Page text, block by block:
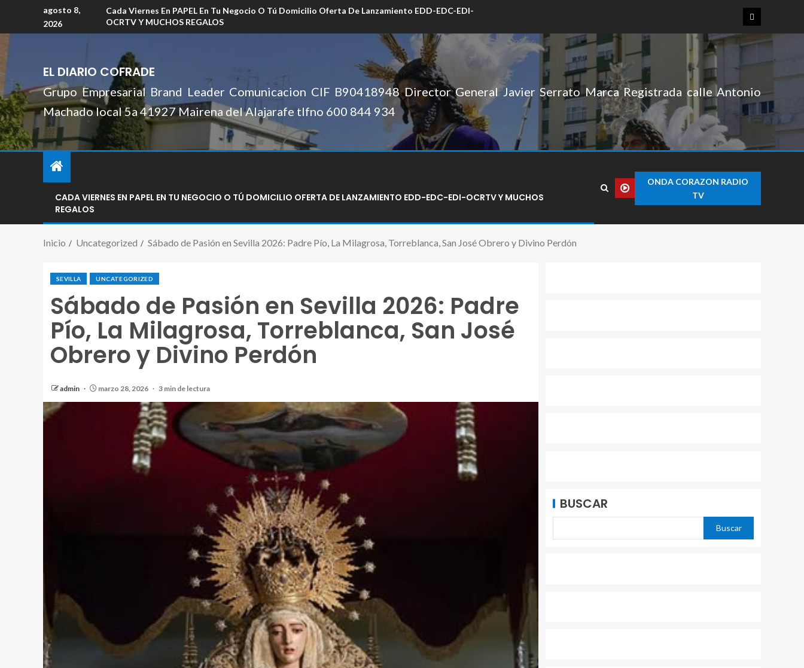
agosto 8,
2026
Cada Viernes En PAPEL En Tu Negocio O Tú Domicilio Oferta De Lanzamiento EDD-EDC-EDI-
OCRTV Y MUCHOS REGALOS
EL DIARIO COFRADE
Grupo Empresarial Brand Leader Comunicacion CIF B90418948 Director General Javier Serrato Marca Registrada calle Antonio
Machado local 5a 41927 Mairena del Alajarafe tlfno 600 844 934
CADA VIERNES EN PAPEL EN TU NEGOCIO O TÚ DOMICILIO OFERTA DE LANZAMIENTO EDD-EDC-EDI-OCRTV Y MUCHOS
REGALOS
ONDA CORAZON RADIO
TV
Inicio Uncategorized Sábado de Pasión en Sevilla 2026: Padre Pío, La Milagrosa, Torreblanca, San José Obrero y Divino Perdón
SEVILLA UNCATEGORIZED
Sábado de Pasión en Sevilla 2026: Padre
Pío, La Milagrosa, Torreblanca, San José
Obrero y Divino Perdón
admin marzo 28, 2026 3 min de lectura
BUSCAR
Buscar